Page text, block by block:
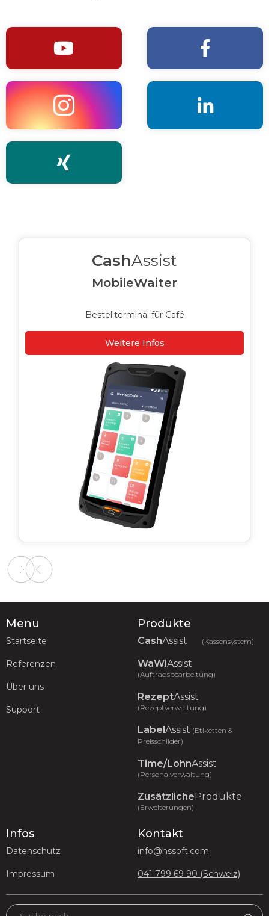
 
 

CashAssist
MobileWaiter
Bestellterminal für Café
Weitere Infos
Slide 2 of 2.
Menu
Startseite
Referenzen
Über uns
Support
Produkte
CashAssist (Kassensystem)
WaWiAssist
(Auftragsbearbeitung)
RezeptAssist
(Rezeptverwaltung)
LabelAssist (Etiketten &
Preisschilder)
Time/LohnAssist
(Personalverwaltung)
ZusätzlicheProdukte
(Erweiterungen)
Infos
Datenschutz
Impressum
Kontakt
info@hssoft.com
041 799 69 90 (Schweiz)